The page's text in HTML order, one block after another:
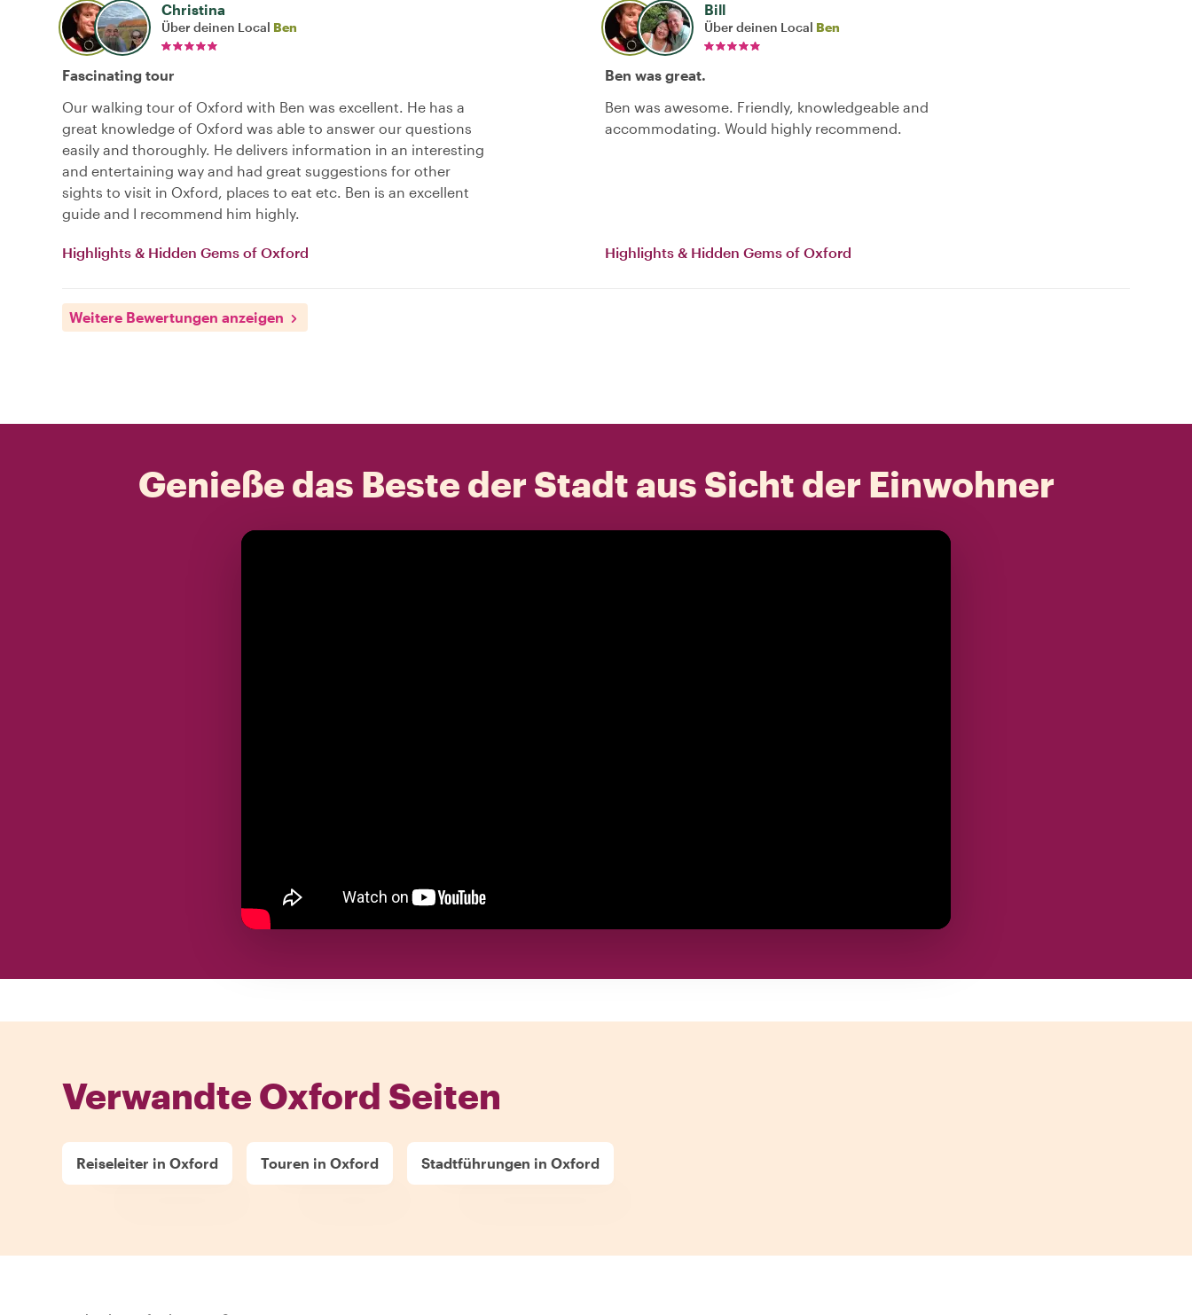
Christina
Über deinen Local Ben
Fascinating tour
Our walking tour of Oxford with Ben was excellent. He has a
great knowledge of Oxford was able to answer our questions
easily and thoroughly. He delivers information in an interesting
and entertaining way and had great suggestions for other
sights to visit in Oxford, places to eat etc. Ben is an excellent
guide and I recommend him highly.
Highlights & Hidden Gems of Oxford
Bill
Über deinen Local Ben
Ben was great.
Ben was awesome. Friendly, knowledgeable and
accommodating. Would highly recommend.
Highlights & Hidden Gems of Oxford
Weitere Bewertungen anzeigen
Genieße das Beste der Stadt aus Sicht der Einwohner
Verwandte Oxford Seiten
Reiseleiter in Oxford Touren in Oxford Stadtführungen in Oxford